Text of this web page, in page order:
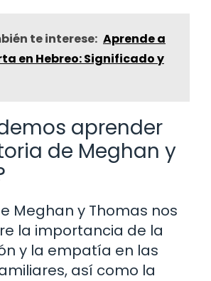
te interese: Aprende a
en Hebreo: Significado y
aprender
de Meghan y
Meghan y Thomas nos
la importancia de la
y la empatía en las
así como la